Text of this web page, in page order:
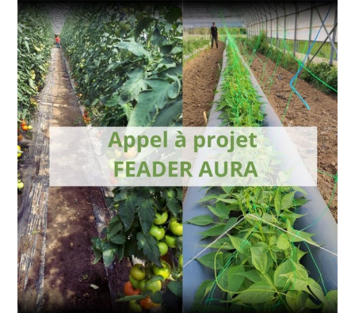
Appel
à
projets
FEADER
Auvergne-
Rhône-
Alpes